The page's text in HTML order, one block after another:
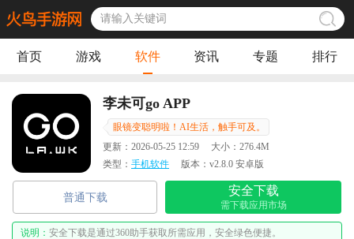
首页 游戏 软件 资讯 专题 排行
李未可go APP
眼镜变聪明啦！AI生活，触手可及。
更新： 2026-05-25 12:59 大小： 276.4M
类型： 手机软件 版本： v2.8.0 安卓版
普通下载
安全下载
需下载应用市场
说明： 安全下载是通过360助手获取所需应用，安全绿色便捷。